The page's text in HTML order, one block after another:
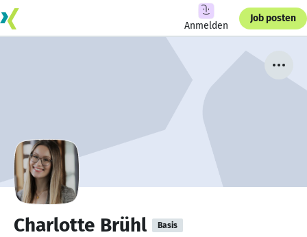
Anmelden
Job posten
Charlotte Brühl Basis